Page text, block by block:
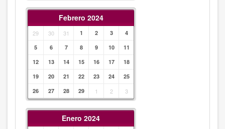
Febrero 2024
29 30 31 1 2 3
4
5
6 7 8 9 10
11
12
13 14 15 16 17
18
19
20 21 22 23 24
25
26
27 28 29 1 2 3
Enero 2024